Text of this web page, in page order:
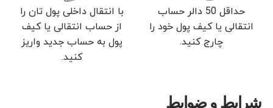
حداقل 50 دالر حساب
انتقالی یا کیف پول خود را
چارج کنید.
با انتقال داخلی پول تان را
از حساب انتقالی یا کیف
پول به حساب جدید واریز
کنید.
شرایط و ضوابط